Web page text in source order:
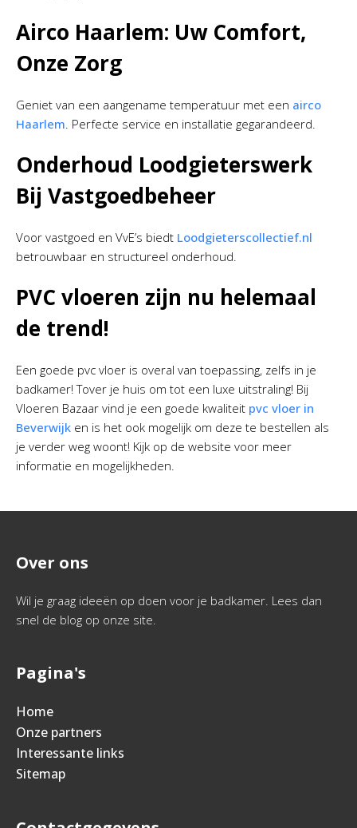
Airco Haarlem: Uw Comfort,
Onze Zorg
Geniet van een aangename temperatuur met een airco
Haarlem. Perfecte service en installatie gegarandeerd.
Onderhoud Loodgieterswerk
Bij Vastgoedbeheer
Voor vastgoed en VvE’s biedt Loodgieterscollectief.nl
betrouwbaar en structureel onderhoud.
PVC vloeren zijn nu helemaal
de trend!
Een goede pvc vloer is overal van toepassing, zelfs in je
badkamer! Tover je huis om tot een luxe uitstraling! Bij
Vloeren Bazaar vind je een goede kwaliteit pvc vloer in
Beverwijk en is het ook mogelijk om deze te bestellen als
je verder weg woont! Kijk op de website voor meer
informatie en mogelijkheden.
Over ons
Wil je graag ideeën op doen voor je badkamer. Lees dan
snel de blog op onze site.
Pagina's
Home
Onze partners
Interessante links
Sitemap